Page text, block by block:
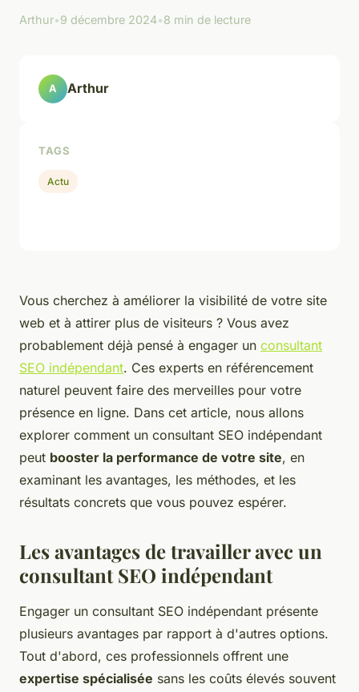
Arthur•9 décembre 2024•8 min de lecture
Vous cherchez à améliorer la visibilité de votre site
web et à attirer plus de visiteurs ? Vous avez
probablement déjà pensé à engager un consultant
SEO indépendant. Ces experts en référencement
naturel peuvent faire des merveilles pour votre
présence en ligne. Dans cet article, nous allons
explorer comment un consultant SEO indépendant
peut booster la performance de votre site, en
examinant les avantages, les méthodes, et les
résultats concrets que vous pouvez espérer.
Les avantages de travailler avec un
consultant SEO indépendant
Engager un consultant SEO indépendant présente
plusieurs avantages par rapport à d'autres options.
Tout d'abord, ces professionnels offrent une
expertise spécialisée sans les coûts élevés souvent
A Arthur
TAGS
Actu